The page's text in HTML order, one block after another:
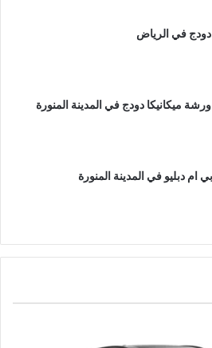
في الرياض
ميكانيكا دودج في المدينة المنورة
ام دبليو في المدينة المنورة